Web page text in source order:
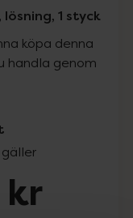
1 styck
köpa denna
handla genom
kr